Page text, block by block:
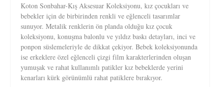
Koton Sonbahar-Kış Aksesuar Koleksiyonu, kız çocukları ve
bebekler için de birbirinden renkli ve eğlenceli tasarımlar
sunuyor. Metalik renklerin ön planda olduğu kız çocuk
koleksiyonu, konuşma balonlu ve yıldız baskı detayları, inci ve
ponpon süslemeleriyle de dikkat çekiyor. Bebek koleksiyonunda
ise erkeklere özel eğlenceli çizgi film karakterlerinden oluşan
yumuşak ve rahat kullanımlı patikler kız bebeklerde yerini
kenarları kürk görünümlü rahat patiklere bırakıyor.